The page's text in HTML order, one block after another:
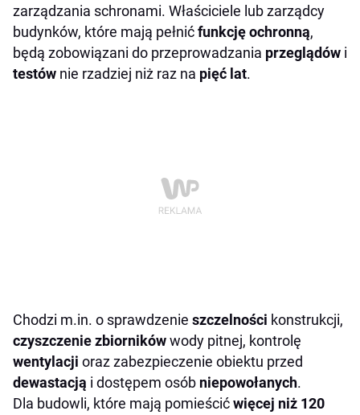
zarządzania schronami. Właściciele lub zarządcy
budynków, które mają pełnićfunkcję ochronną,
będą zobowiązani do przeprowadzania przeglądów i
testów nie rzadziej niż raz na pięć lat.
Chodzi m.in. o sprawdzenie szczelności konstrukcji,
czyszczenie zbiornikówwody pitnej, kontrolę
wentylacji oraz zabezpieczenie obiektu przed
dewastacją i dostępem osób niepowołanych.
Dla budowli, które mają pomieścićwięcej niż 120